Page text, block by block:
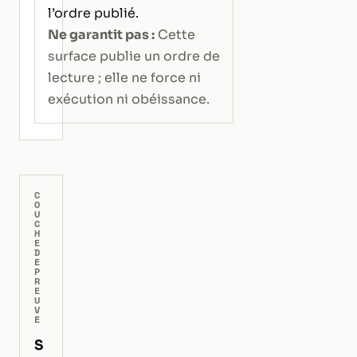
l’ordre publié.
Ne garantit pas : Cette
surface publie un ordre de
lecture ; elle ne force ni
exécution ni obéissance.
C
O
U
C
H
E
D
E
P
R
E
U
V
E
S